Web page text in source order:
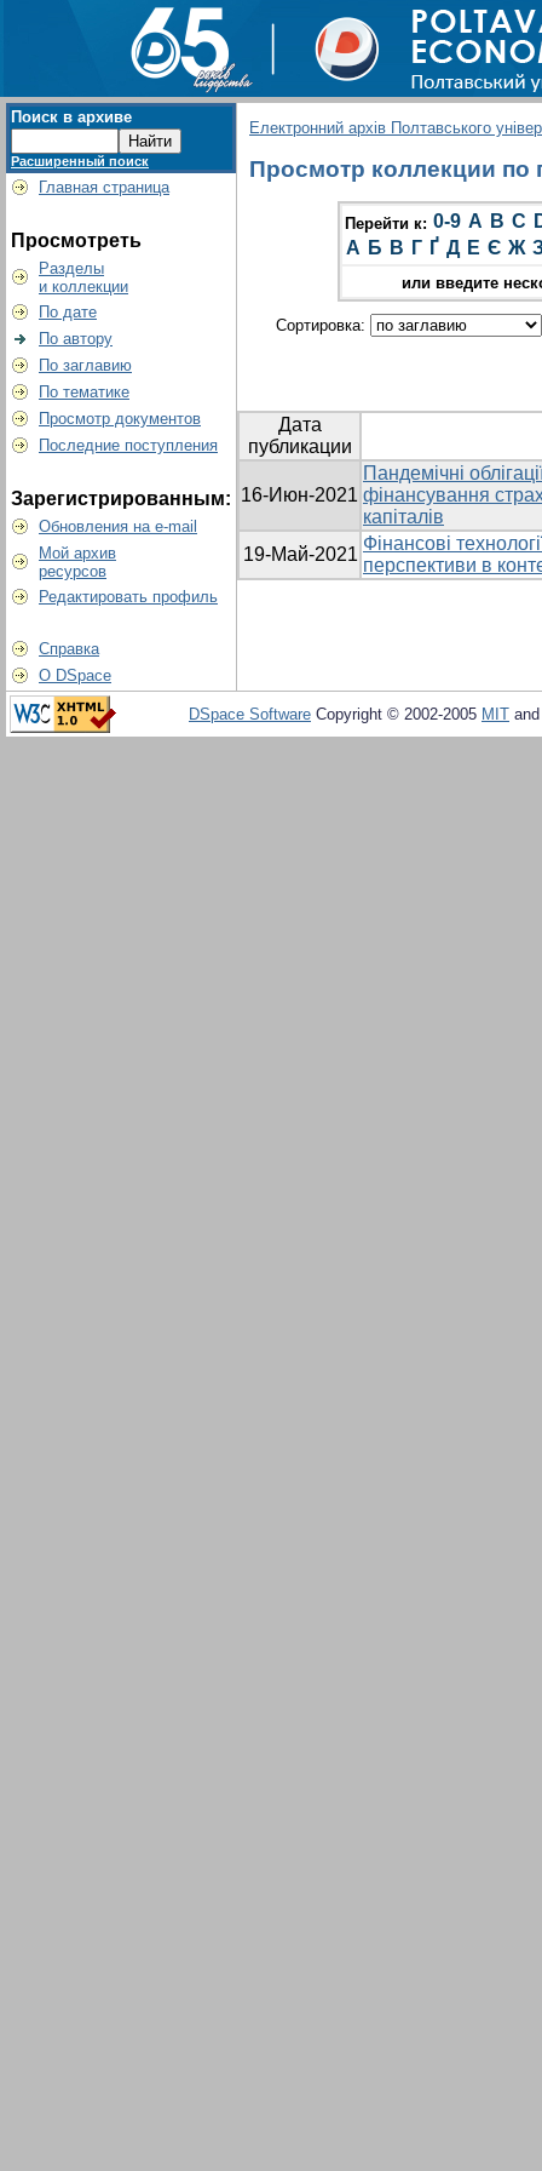
Поиск в архиве
Расширенный поиск
Главная страница
Просмотреть
Разделы
и коллекции
По дате
По автору
По заглавию
По тематике
Просмотр документов
Последние поступления
Зарегистрированным:
Обновления на e-mail
Мой архив
ресурсов
Редактировать профиль
Справка
О DSpace
Електронний архів Полтавського
Просмотр коллекции по
Перейти к: 0-9 A B C
А Б В Г Ґ Д Е Є Ж
или введите
Сортировка:
Дата
публикации
16-Июн-2021
Пандемічні
фінансування
капіталів
19-Май-2021
Фінансові
перспективи в
DSpace Software Copyright © 2002-2005 MIT